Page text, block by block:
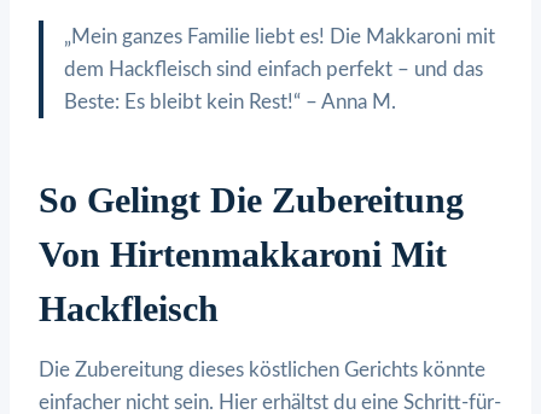
„Mein ganzes Familie liebt es! Die Makkaroni mit
dem Hackfleisch sind einfach perfekt – und das
Beste: Es bleibt kein Rest!“ – Anna M.
So Gelingt Die Zubereitung
Von Hirtenmakkaroni Mit
Hackfleisch
Die Zubereitung dieses köstlichen Gerichts könnte
einfacher nicht sein. Hier erhältst du eine Schritt-für-